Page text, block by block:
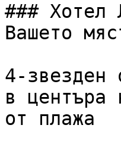
### Хотел
Вашето
4-звезден
в
от плажа